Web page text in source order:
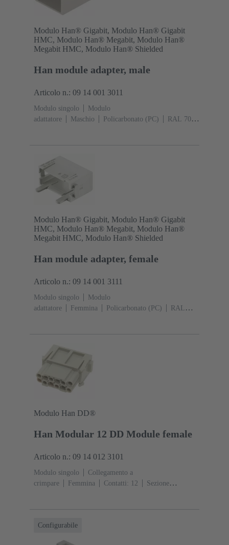
Modulo Han® Gigabit, Modulo Han® Gigabit
HMC, Modulo Han® Megabit, Modulo Han®
Megabit HMC, Modulo Han® Shielded
Han module adapter, male
Articolo n.: 09 14 001 3011
Modulo singolo
Modulo
adattatore
Maschio Policarbonato (PC)
RAL 7032
Modulo Han® Gigabit, Modulo Han® Gigabit
HMC, Modulo Han® Megabit, Modulo Han®
Megabit HMC, Modulo Han® Shielded
Han module adapter, female
Articolo n.: 09 14 001 3111
Modulo singolo
Modulo
adattatore
Femmina Policarbonato (PC)
RAL
Modulo Han DD®
Han Modular 12 DD Module female
Articolo n.: 09 14 012 3101
Modulo singolo
Collegamento a
crimpare
Femmina Contatti: 12
Sezione
Configurabile